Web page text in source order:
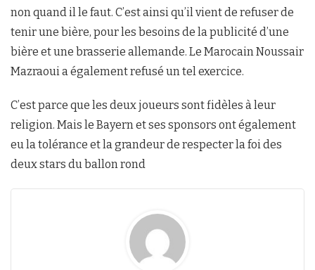
non quand il le faut. C’est ainsi qu’il vient de refuser de
tenir une bière, pour les besoins de la publicité d’une
bière et une brasserie allemande. Le Marocain Noussair
Mazraoui a également refusé un tel exercice.
C’est parce que les deux joueurs sont fidèles à leur
religion. Mais le Bayern et ses sponsors ont également
eu la tolérance et la grandeur de respecter la foi des
deux stars du ballon rond